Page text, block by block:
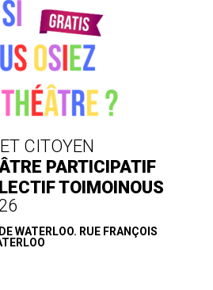
CITOYEN
PARTICIPATIF
TOIMOINOUS
WATERLOO. RUE FRANÇOIS